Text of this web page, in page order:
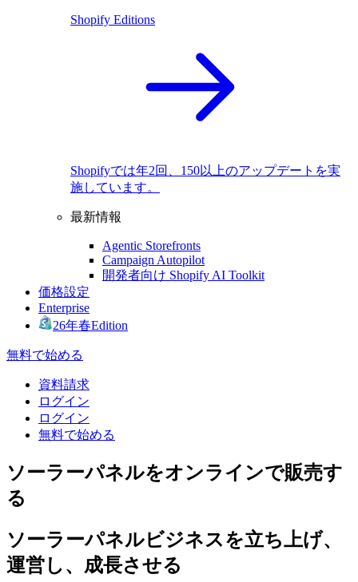
Shopify Editions
Shopifyでは年2回、150以上のアップデートを実
施しています。
最新情報
Agentic Storefronts
Campaign Autopilot
開発者向け Shopify AI Toolkit
価格設定
Enterprise
26年春Edition
無料で始める
資料請求
ログイン
ログイン
無料で始める
ソーラーパネルをオンラインで販売す
る
ソーラーパネルビジネスを立ち上げ、
運営し、成長させる